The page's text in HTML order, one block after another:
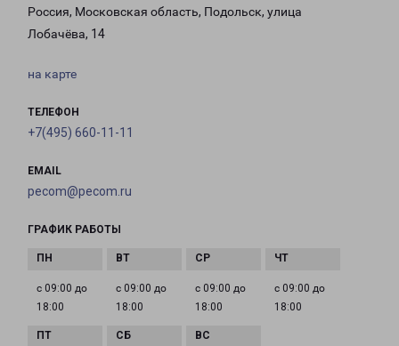
Россия, Московская область, Подольск, улица
Лобачёва, 14
на карте
ТЕЛЕФОН
+7(495) 660-11-11
EMAIL
pecom@pecom.ru
ГРАФИК РАБОТЫ
с 09:00 до
18:00
с 09:00 до
18:00
с 09:00 до
18:00
с 09:00 до
18:00